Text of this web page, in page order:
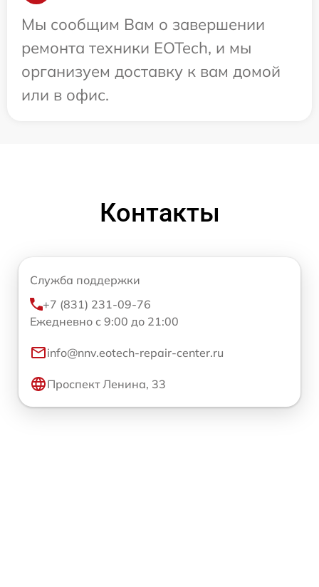
Мы сообщим Вам о завершении
ремонта техники EOTech, и мы
организуем доставку к вам домой
или в офис.
Контакты
Служба поддержки
+7 (831) 231-09-76
Ежедневно с 9:00 до 21:00
info@nnv.eotech-repair-center.ru
Проспект Ленина, 33